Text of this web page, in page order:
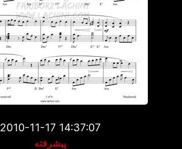
2010-11-17 14:37:07
پیشرفته